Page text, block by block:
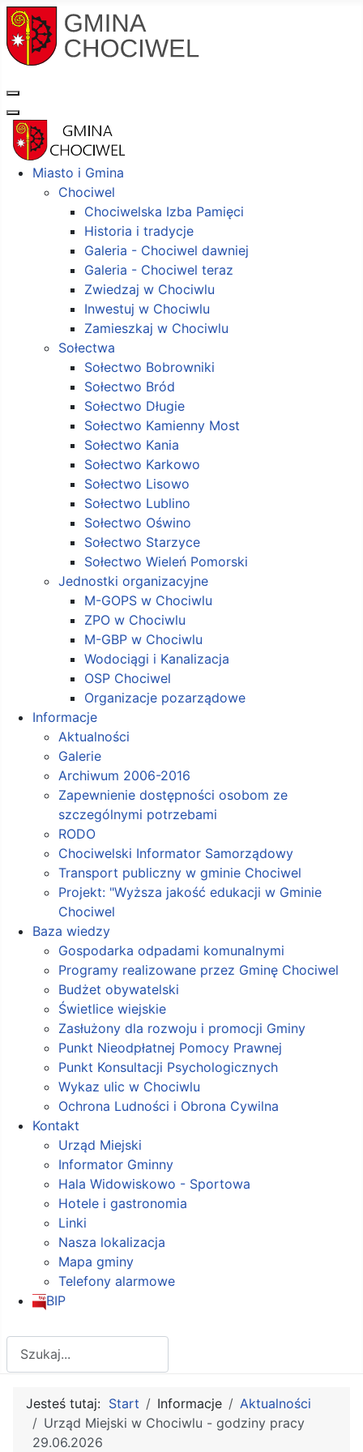
Miasto i Gmina
Chociwel
Chociwelska Izba Pamięci
Historia i tradycje
Galeria - Chociwel dawniej
Galeria - Chociwel teraz
Zwiedzaj w Chociwlu
Inwestuj w Chociwlu
Zamieszkaj w Chociwlu
Sołectwa
Sołectwo Bobrowniki
Sołectwo Bród
Sołectwo Długie
Sołectwo Kamienny Most
Sołectwo Kania
Sołectwo Karkowo
Sołectwo Lisowo
Sołectwo Lublino
Sołectwo Oświno
Sołectwo Starzyce
Sołectwo Wieleń Pomorski
Jednostki organizacyjne
M-GOPS w Chociwlu
ZPO w Chociwlu
M-GBP w Chociwlu
Wodociągi i Kanalizacja
OSP Chociwel
Organizacje pozarządowe
Informacje
Aktualności
Galerie
Archiwum 2006-2016
Zapewnienie dostępności osobom ze
szczególnymi potrzebami
RODO
Chociwelski Informator Samorządowy
Transport publiczny w gminie Chociwel
Projekt: "Wyższa jakość edukacji w Gminie
Chociwel
Baza wiedzy
Gospodarka odpadami komunalnymi
Programy realizowane przez Gminę Chociwel
Budżet obywatelski
Świetlice wiejskie
Zasłużony dla rozwoju i promocji Gminy
Punkt Nieodpłatnej Pomocy Prawnej
Punkt Konsultacji Psychologicznych
Wykaz ulic w Chociwlu
Ochrona Ludności i Obrona Cywilna
Kontakt
Urząd Miejski
Informator Gminny
Hala Widowiskowo - Sportowa
Hotele i gastronomia
Linki
Nasza lokalizacja
Mapa gminy
Telefony alarmowe
BIP
Jesteś tutaj: Start Informacje
Aktualności
Urząd Miejski w Chociwlu - godziny pracy
29.06.2026